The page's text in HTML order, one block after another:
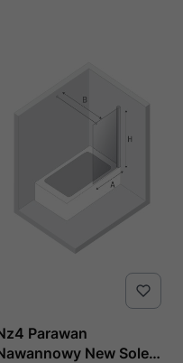
Parawan
New Soleo